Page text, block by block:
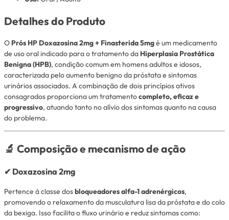
Detalhes do Produto
O Prós HP Doxazosina 2mg + Finasterida 5mgé um medicamento
de uso oral indicado para o tratamento da Hiperplasia Prostática
Benigna (HPB), condição comum em homens adultos e idosos,
caracterizada pelo aumento benigno da próstata e sintomas
urinários associados. A combinação de dois princípios ativos
consagrados proporciona um tratamentocompleto, eficaz e
progressivo, atuando tanto no alívio dos sintomas quanto na causa
do problema.
🔬 Composição e mecanismo de ação
✔ Doxazosina 2mg
Pertence à classe dosbloqueadores alfa-1 adrenérgicos,
promovendo o relaxamento da musculatura lisa da próstata e do colo
da bexiga. Isso facilita o fluxo urinário e reduz sintomas como: